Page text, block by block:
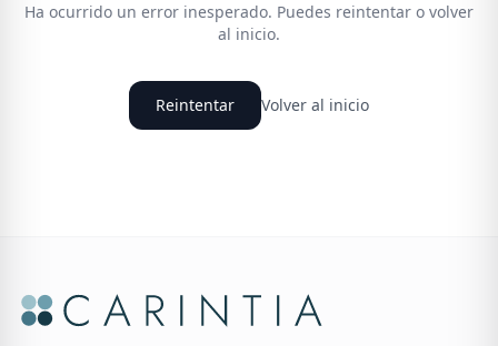
Ha ocurrido un error inesperado. Puedes reintentar o volver
al inicio.
Reintentar Volver al inicio